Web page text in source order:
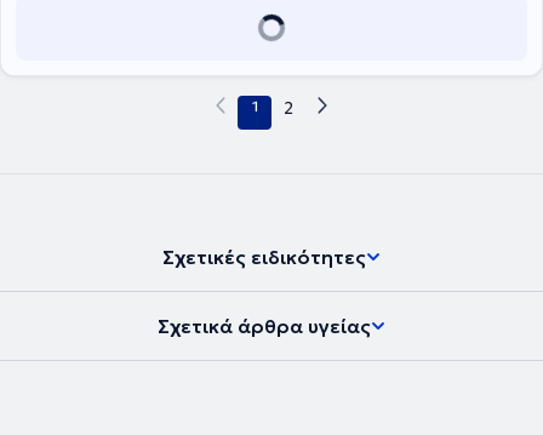
Τέλος, ο γιατρός είναι μέλος του Ιατρικού Συλλόγου Αθηνών, της
1 2
Σχετικές ειδικότητες
Σχετικά άρθρα υγείας